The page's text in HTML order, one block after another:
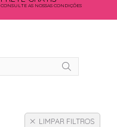
CONSULTE AS NOSSAS CONDIÇÕES
LIMPAR FILTROS